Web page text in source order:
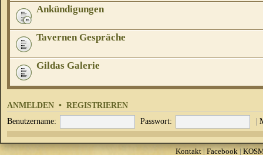
Ankündigungen
Tavernen Gespräche
Gildas Galerie
ANMELDEN • REGISTRIEREN
Benutzername: Passwort: |
Kontakt| Facebook|